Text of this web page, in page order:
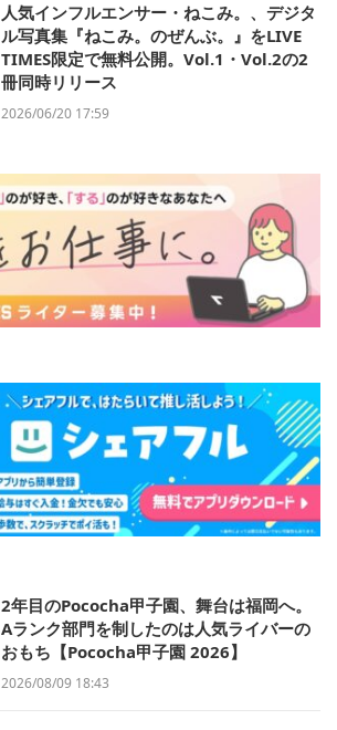
人気インフルエンサー・ねこみ。、デジタ
ル写真集『ねこみ。のぜんぶ。』をLIVE
TIMES限定で無料公開。Vol.1・Vol.2の2
冊同時リリース
2026/06/20 17:59
2年目のPococha甲子園、舞台は福岡へ。
Aランク部門を制したのは人気ライバーの
おもち【Pococha甲子園 2026】
2026/08/09 18:43